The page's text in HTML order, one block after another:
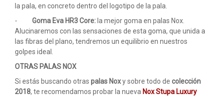
la pala, en concreto dentro del logotipo de la pala.
- Goma Eva HR3 Core:la mejor goma en palas Nox.
Alucinaremos con las sensaciones de esta goma, que unida a
las fibras del plano, tendremos un equilibrio en nuestros
golpes ideal.
OTRAS PALAS NOX
Si estás buscando otras palas Noxy sobre todo de colección
2018, te recomendamos probar la nueva Nox Stupa Luxury